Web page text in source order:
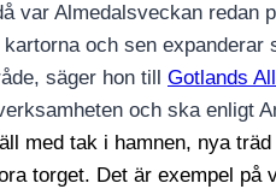
var Almedalsveckan redan
och sen
säger hon till Gotlands
och ska enligt
med tak i hamnen, nya
torget. Det är exempel på